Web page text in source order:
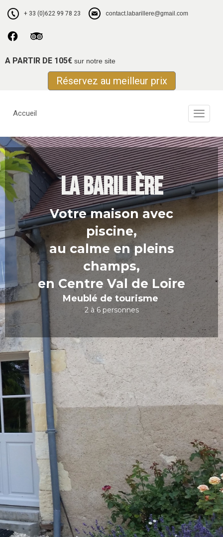
+ 33 (0)622 99 78 23 contact.labarillere@gmail.com
A PARTIR DE 105€ sur notre site
Réservez au meilleur prix
Accueil
La Barillère
Votre maison avec
piscine,
au calme en pleins
champs,
en Centre Val de Loire
Meublé de tourisme
2 à 6 personnes